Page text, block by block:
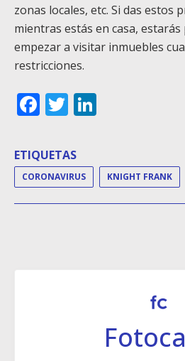
zonas locales, etc. Si das estos
mientras estás en casa,
empezar a visitar inmuebles
restricciones.
Facebook
Twitter
ETIQUETAS
CORONAVIRUS KNIGHT FRANK